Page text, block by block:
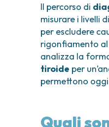
Il percorso di
misurare i livelli di
per escludere
rigonfiamento al
analizza la
tiroide per
permettono
Quali